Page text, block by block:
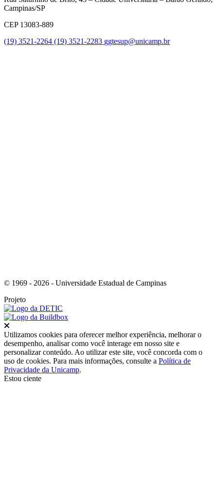
Campinas/SP
CEP 13083-889
(19) 3521-2264 (19) 3521-2283 ggtesup@unicamp.br
© 1969 - 2026 - Universidade Estadual de Campinas
Projeto
Utilizamos cookies para oferecer melhor experiência, melhorar o
desempenho, analisar como você interage em nosso site e
personalizar conteúdo. Ao utilizar este site, você concorda com o
uso de cookies. Para mais informações, consulte a Política de
Privacidade da Unicamp.
Estou ciente